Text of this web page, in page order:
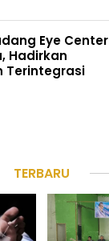
Eye Center
Hadirkan
Terintegrasi
TERBARU